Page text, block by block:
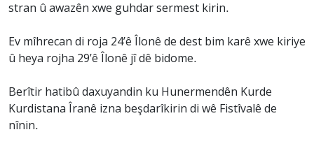
stran û awazên xwe guhdar sermest kirin.
Ev mîhrecan di roja 24’ê Îlonê de dest bim karê xwe kiriye
û heya rojha 29’ê Îlonê jî dê bidome.
Berîtir hatibû daxuyandin ku Hunermendên Kurde
Kurdistana Îranê izna beşdarîkirin di wê Fistîvalê de
nînin.